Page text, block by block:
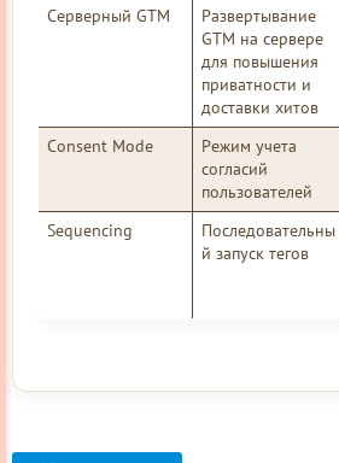
Серверный GTM
Развертывание
GTM на сервере
для повышения
приватности и
доставки хитов
Consent Mode
Режим учета
согласий
пользователей
Sequencing
Последовательны
й запуск тегов